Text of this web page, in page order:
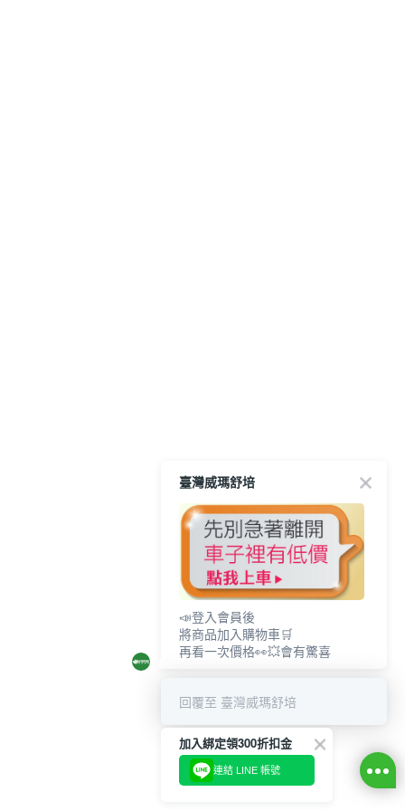
臺灣威瑪舒培
📣登入會員後
將商品加入購物車🛒
再看一次價格👀💥會有驚喜
回覆至 臺灣威瑪舒培
加入綁定領300折扣金
連結 LINE 帳號